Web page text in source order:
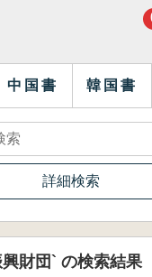
中国書 韓国書
詳細検索
財団` の検索結果